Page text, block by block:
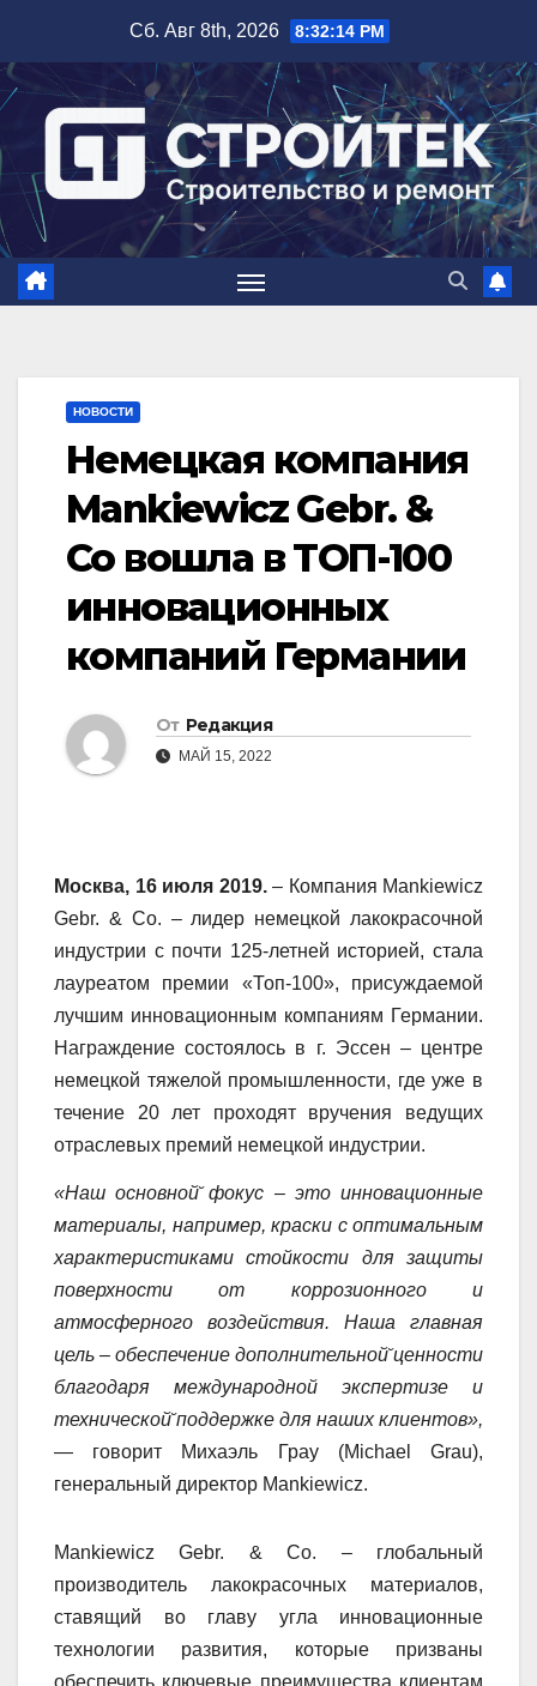
содержимому
Сб. Авг 8th, 2026 8:32:15 PM
НОВОСТИ
Немецкая компания
Mankiewicz Gebr. &
Co вошла в ТОП-100
инновационных
компаний Германии
От Редакция
МАЙ 15, 2022
Москва, 16 июля 2019.– Компания Mankiewicz
Gebr. & Co. – лидер немецкой лакокрасочной
индустрии с почти 125-летней историей, стала
лауреатом премии «Топ-100», присуждаемой
лучшим инновационным компаниям Германии.
Награждение состоялось в г. Эссен – центре
немецкой тяжелой промышленности, где уже в
течение 20 лет проходят вручения ведущих
отраслевых премий немецкой индустрии.
«Наш основной̆ фокус – это инновационные
материалы, например, краски с оптимальным
характеристиками стойкости для защиты
поверхности от коррозионного и
атмосферного воздействия. Наша главная
цель – обеспечение дополнительной̆ ценности
благодаря международной экспертизе и
технической̆ поддержке для наших клиентов»,
— говорит Михаэль Грау (Michael Grau),
генеральный директор Mankiewicz.
Mankiewicz Gebr. & Co. – глобальный
производитель лакокрасочных материалов,
ставящий во главу угла инновационные
технологии развития, которые призваны
обеспечить ключевые преимущества клиентам